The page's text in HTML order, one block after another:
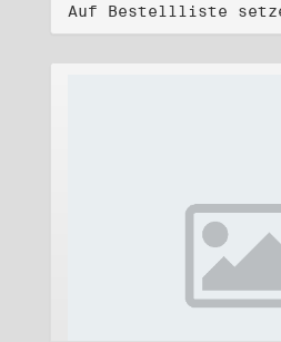
Auf Bestellliste